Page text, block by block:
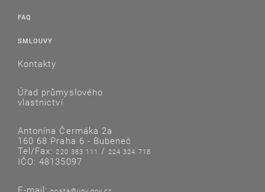
FAQ
SMLOUVY
Kontakty
Úřad průmyslového
vlastnictví
Antonína Čermáka 2a
160 68 Praha 6 - Bubeneč
Tel/Fax:220 383 111 /224 324 718
IČO: 48135097